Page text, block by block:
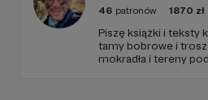
46 patronów 1870 zł
Piszę książki i teksty
tamy bobrowe i
mokradła i tereny